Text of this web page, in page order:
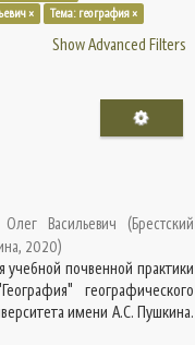
× Тема: география ×
Show Advanced Filters
Олег Васильевич (Брестский
, 2020)
почвенной практики
географического
имени А.С. Пушкина.